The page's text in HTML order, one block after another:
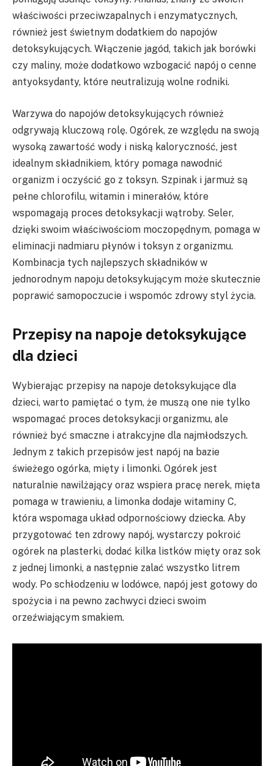
właściwości przeciwzapalnych i enzymatycznych,
również jest świetnym dodatkiem do napojów
detoksykujących. Włączenie jagód, takich jak borówki
czy maliny, może dodatkowo wzbogacić napój o cenne
antyoksydanty, które neutralizują wolne rodniki.
Warzywa do napojów detoksykujących również
odgrywają kluczową rolę. Ogórek, ze względu na swoją
wysoką zawartość wody i niską kaloryczność, jest
idealnym składnikiem, który pomaga nawodnić
organizm i oczyścić go z toksyn. Szpinak i jarmuż są
pełne chlorofilu, witamin i minerałów, które
wspomagają proces detoksykacji wątroby. Seler,
dzięki swoim właściwościom moczopędnym, pomaga w
eliminacji nadmiaru płynów i toksyn z organizmu.
Kombinacja tych najlepszych składników w
jednorodnym napoju detoksykującym może skutecznie
poprawić samopoczucie i wspomóc zdrowy styl życia.
Przepisy na napoje detoksykujące
dla dzieci
Wybierając przepisy na napoje detoksykujące dla
dzieci, warto pamiętać o tym, że muszą one nie tylko
wspomagać proces detoksykacji organizmu, ale
również być smaczne i atrakcyjne dla najmłodszych.
Jednym z takich przepisów jest napój na bazie
świeżego ogórka, mięty i limonki. Ogórek jest
naturalnie nawilżający oraz wspiera pracę nerek, mięta
pomaga w trawieniu, a limonka dodaje witaminy C,
która wspomaga układ odpornościowy dziecka. Aby
przygotować ten zdrowy napój, wystarczy pokroić
ogórek na plasterki, dodać kilka listków mięty oraz sok
z jednej limonki, a następnie zalać wszystko litrem
wody. Po schłodzeniu w lodówce, napój jest gotowy do
spożycia i na pewno zachwyci dzieci swoim
orzeźwiającym smakiem.